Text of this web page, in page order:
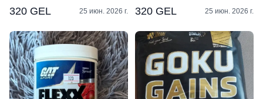
320 GEL 25 июн. 2026 г. 320 GEL 25 июн. 2026 г.